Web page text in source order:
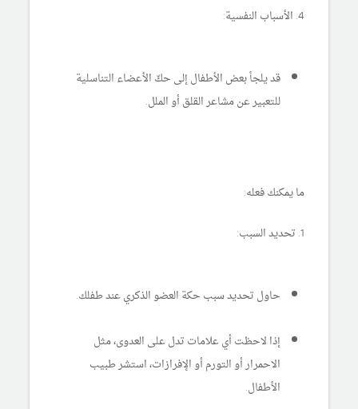
4. الأسباب النفسية:
قد يلجأ بعض الأطفال إلى حكّ الأعضاء التناسلية
للتعبير عن مشاعر القلق أو الملل.
ما يمكنك فعله:
1. تحديد السبب:
حاول تحديد سبب حكة العضو الذكري عند طفلك.
إذا لاحظت أي علامات تدل على العدوى، مثل
الاحمرار أو التورم أو الإفرازات، استشر طبيب
الأطفال.